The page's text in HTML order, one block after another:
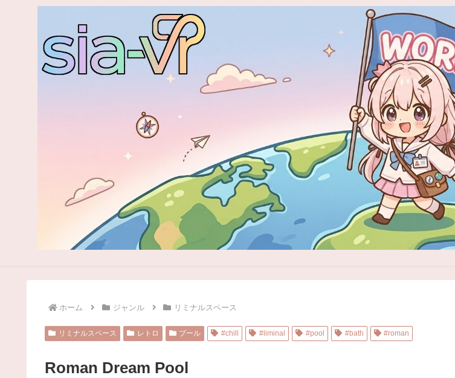
ホーム ジャンル リミナルスペース
リミナルスペース レトロ プール #chill #liminal #pool #bath #roman
Roman Dream Pool